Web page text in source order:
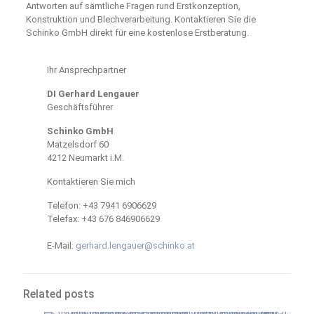
Antworten auf sämtliche Fragen rund Erstkonzeption,
Konstruktion und Blechverarbeitung. Kontaktieren Sie die
Schinko GmbH direkt für eine kostenlose Erstberatung.
Ihr Ansprechpartner
DI Gerhard Lengauer
Geschäftsführer
Schinko GmbH
Matzelsdorf 60
4212 Neumarkt i.M.
Kontaktieren Sie mich
Telefon: +43 7941 6906629
Telefax: +43 676 846906629
E-Mail: gerhard.lengauer@schinko.at
Related posts